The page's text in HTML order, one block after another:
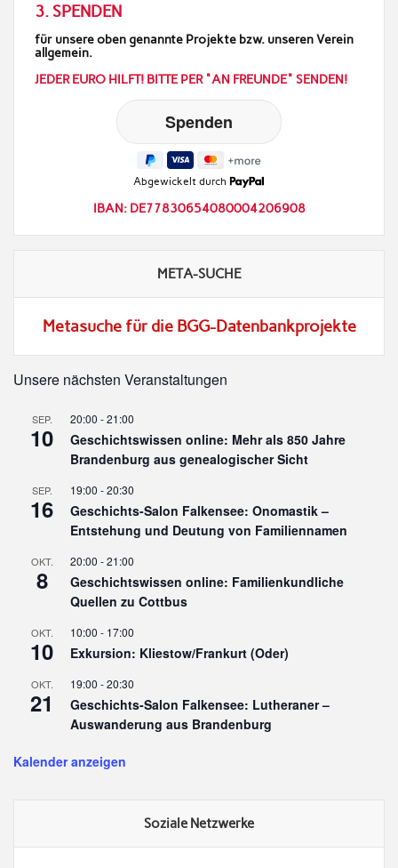
3. SPENDEN
für unsere oben genannte Projekte bzw. unseren Verein
allgemein.
JEDER EURO HILFT! BITTE PER "AN FREUNDE" SENDEN!
Abgewickelt durch
IBAN: DE77830654080004206908
META-SUCHE
Metasuche für die BGG-Datenbankprojekte
Unsere nächsten Veranstaltungen
SEP.
10
20:00 -21:00
Geschichtswissen online: Mehr als 850 Jahre
Brandenburg aus genealogischer Sicht
SEP.
16
19:00 -20:30
Geschichts-Salon Falkensee: Onomastik –
Entstehung und Deutung von Familiennamen
OKT.
8
20:00 -21:00
Geschichtswissen online: Familienkundliche
Quellen zu Cottbus
OKT.
10
10:00 - 17:00
Exkursion: Kliestow/Frankurt (Oder)
OKT.
21
19:00 -20:30
Geschichts-Salon Falkensee: Lutheraner –
Auswanderung aus Brandenburg
Kalender anzeigen
Soziale Netzwerke